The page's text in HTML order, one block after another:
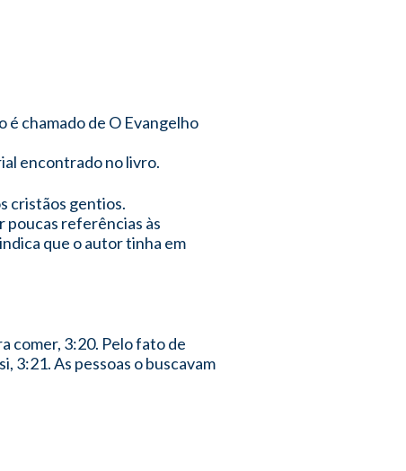
chamado de O Evangelho
encontrado no livro.
cristãos gentios.
poucas referências às
que o autor tinha em
comer, 3:20. Pelo fato de
3:21. As pessoas o buscavam